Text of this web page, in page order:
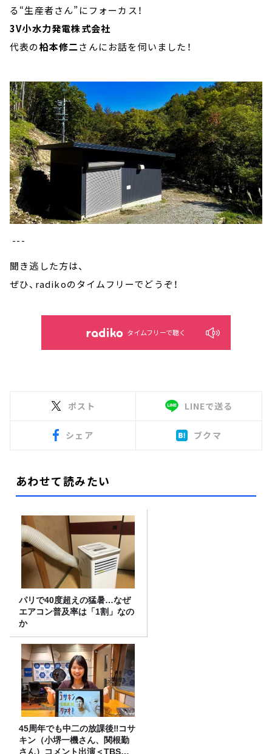
る“生産者さん”にフォーカス！
3V小水力発電株式会社
代表の柗本修二さんにお話を伺いました！
---
聞き逃した方は、
ぜひ、radikoのタイムフリーでどうぞ！
タイムフリーで聴く
ポスト LINEで送る
シェア ブクマ
あわせて読みたい
パリで40度超えの猛暑…なぜ
エアコン普及率は「1割」なの
か
45周年でも中二の放課後‼コサ
キン（小堺一機さん、関根勤
さん）コメント出演＜TBSラ